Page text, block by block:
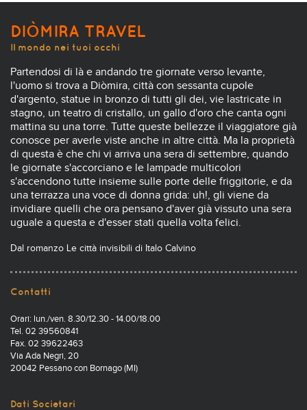
DIÒMIRA TRAVEL
Il mondo nei tuoi occhi
Partendosi di là e andando tre giornate verso levante,
l'uomo si trova a Diòmira, città con sessanta cupole
d'argento, statue in bronzo di tutti gli dei, vie lastricate in
stagno, un teatro di cristallo, un gallo d'oro che canta ogni
mattina su una torre. Tutte queste bellezze il viaggiatore già
conosce per averle viste anche in altre città. Ma la proprietà
di questa è che chi vi arriva una sera di settembre, quando
le giornate s'accorciano e le lampade multicolori
s'accendono tutte insieme sulle porte delle friggitorie, e da
una terrazza una voce di donna grida: uh!, gli viene da
invidiare quelli che ora pensano d'aver già vissuto una sera
uguale a questa e d'esser stati quella volta felici.
Dal romanzo Le città invisibili di Italo Calvino
Contatti
Orari: lun./ven. 8.30/12.30 - 14.00/18.00
Tel. 02 39560841
Fax. 02 39622463
Via Ada Negri, 20
20042 Pessano con Bornago (MI)
Dati Societari